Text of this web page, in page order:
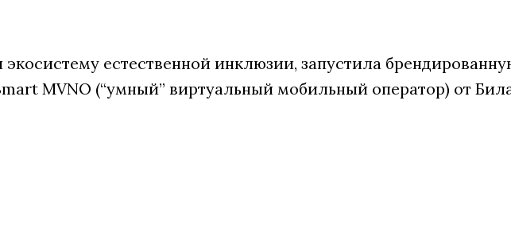
естественной инклюзии, запустила
MVNO (“умный” виртуальный мобильный оператор) от